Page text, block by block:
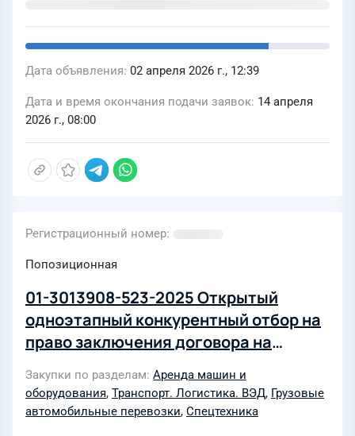
Дата объявления 02 апреля 2026 г., 12:39
Дата и время окончания подачи заявок 14 апреля
2026 г., 08:00
Регистрационный номер
Попозиционная
01-3013908-523-2025 Открытый
одноэтапный конкурентный отбор на
право заключения договора на
грузоперевозящей и
пассажироперевозящей техникой для
Закупки по разделам Аренда машин и
оборудования, Транспорт. Логистика. ВЭД, Грузовые
автомобильные перевозки, Спецтехника